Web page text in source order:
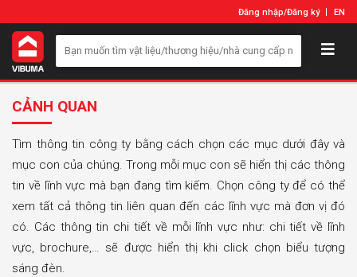
Đăng nhập/Đăng ký EN
CẢNH QUAN
Tìm thông tin công ty bằng cách chọn các mục dưới đây và
mục con của chúng. Trong mỗi mục con sẽ hiển thị các thông
tin về lĩnh vực mà bạn đang tìm kiếm. Chọn công ty để có thể
xem tất cả thông tin liên quan đến các lĩnh vực mà đơn vị đó
có. Các thông tin chi tiết về mỗi lĩnh vực như: chi tiết về lĩnh
vực, brochure,… sẽ được hiển thị khi click chọn biểu tượng
sáng đèn.